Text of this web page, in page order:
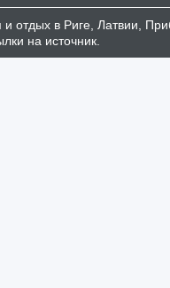
отдых в Риге, Латвии,
на источник.